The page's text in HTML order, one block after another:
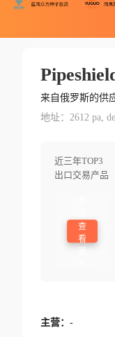
来自俄罗斯的供
地址：2612 pa,
近三年TOP3
出口交易产品
查
看
主营： -